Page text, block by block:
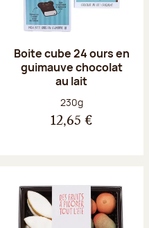
Boite cube 24 ours en
guimauve chocolat
au lait
Poids net :
230g
12,65 €